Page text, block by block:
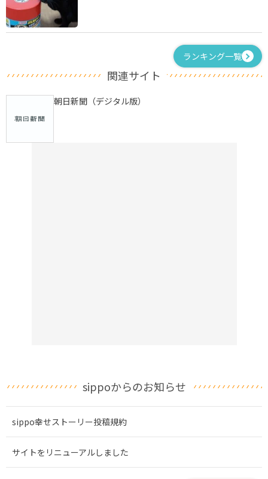
ランキング一覧
関連サイト
朝日新聞（デジタル版）
sippoからのお知らせ
sippo幸せストーリー投稿規約
サイトをリニューアルしました